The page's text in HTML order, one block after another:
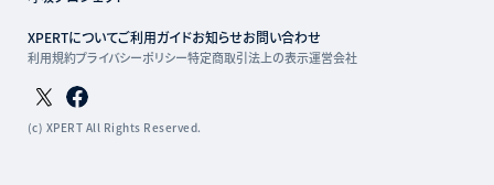
XPERTについてご利用ガイドお知らせお問い合わせ
利用規約プライバシーポリシー特定商取引法上の表示運営会社
Twitterページ
Facebookページ
(c) XPERT All Rights Reserved.